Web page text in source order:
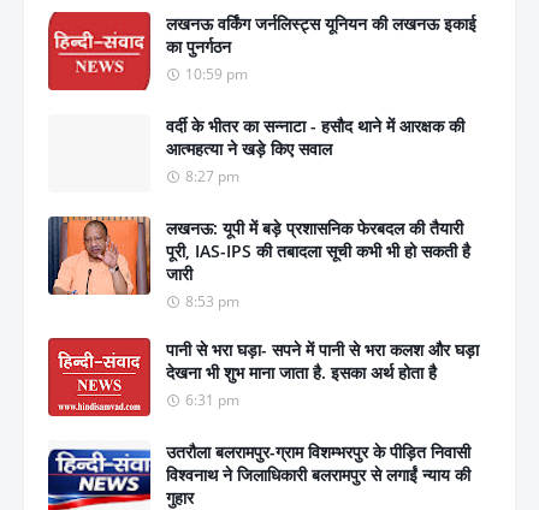
लखनऊ वर्किंग जर्नलिस्ट्स यूनियन की लखनऊ इकाई
का पुनर्गठन
10:59 pm
वर्दी के भीतर का सन्नाटा - हसौद थाने में आरक्षक की
आत्महत्या ने खड़े किए सवाल
8:27 pm
लखनऊ: यूपी में बड़े प्रशासनिक फेरबदल की तैयारी
पूरी, IAS-IPS की तबादला सूची कभी भी हो सकती है
जारी
8:53 pm
पानी से भरा घड़ा- सपने में पानी से भरा कलश और घड़ा
देखना भी शुभ माना जाता है. इसका अर्थ होता है
6:31 pm
उतरौला बलरामपुर-ग्राम विशम्भरपुर के पीड़ित निवासी
विश्वनाथ ने जिलाधिकारी बलरामपुर से लगाईं न्याय की
गुहार